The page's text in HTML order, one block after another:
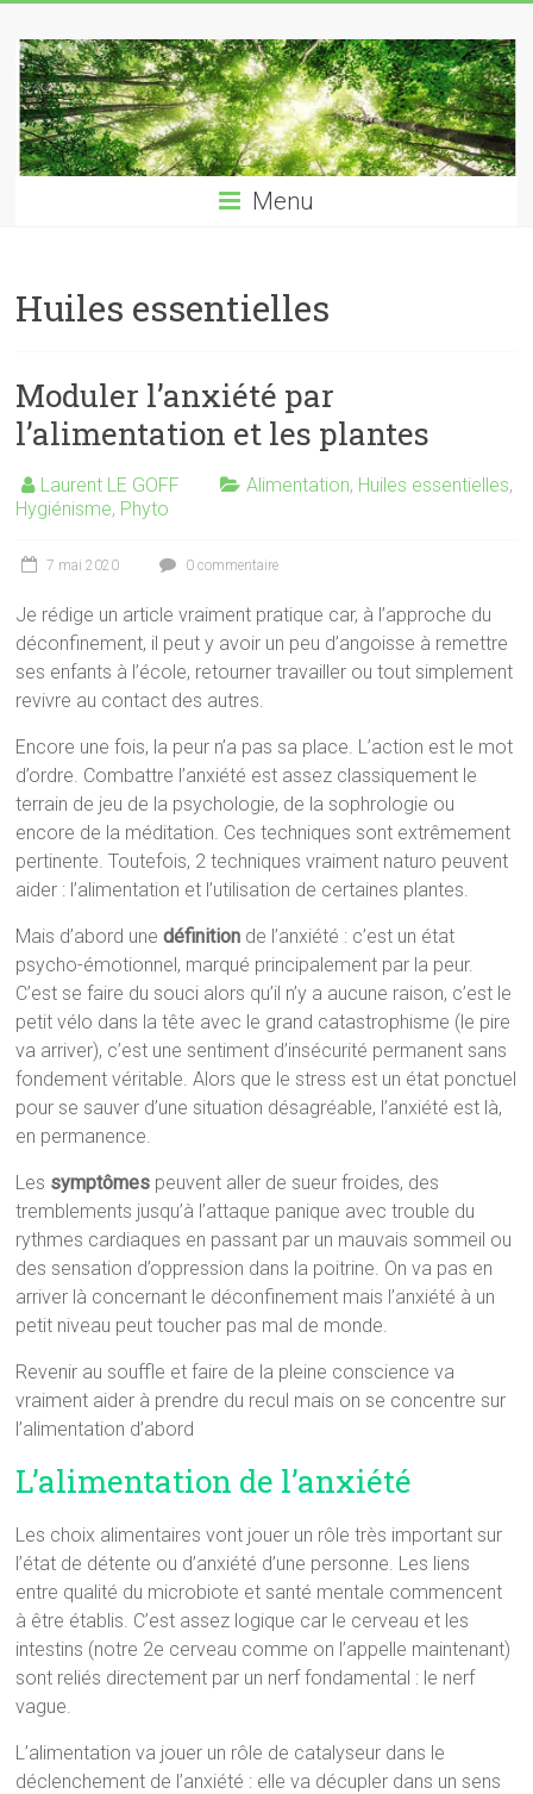
content
Laurent
LE
GOFF
naturopatheMenu
Huiles essentielles
Moduler l’anxiété par
l’alimentation et les plantes
Laurent LE GOFF Alimentation, Huiles essentielles,
Hygiénisme, Phyto
7 mai 2020 0 commentaire
Je rédige un article vraiment pratique car, à l’approche du
déconfinement, il peut y avoir un peu d’angoisse à remettre
ses enfants à l’école, retourner travailler ou tout simplement
revivre au contact des autres.
Encore une fois, la peur n’a pas sa place. L’action est le mot
d’ordre. Combattre l’anxiété est assez classiquement le
terrain de jeu de la psychologie, de la sophrologie ou
encore de la méditation. Ces techniques sont extrêmement
pertinente. Toutefois, 2 techniques vraiment naturo peuvent
aider : l’alimentation et l’utilisation de certaines plantes.
Mais d’abord unedéfinition de l’anxiété : c’est un état
psycho-émotionnel, marqué principalement par la peur.
C’est se faire du souci alors qu’il n’y a aucune raison, c’est le
petit vélo dans la tête avec le grand catastrophisme (le pire
va arriver), c’est une sentiment d’insécurité permanent sans
fondement véritable. Alors que le stress est un état ponctuel
pour se sauver d’une situation désagréable, l’anxiété est là,
en permanence.
Les symptômes peuvent aller de sueur froides, des
tremblements jusqu’à l’attaque panique avec trouble du
rythmes cardiaques en passant par un mauvais sommeil ou
des sensation d’oppression dans la poitrine. On va pas en
arriver là concernant le déconfinement mais l’anxiété à un
petit niveau peut toucher pas mal de monde.
Revenir au souffle et faire de la pleine conscience va
vraiment aider à prendre du recul mais on se concentre sur
l’alimentation d’abord
L’alimentation de l’anxiété
Les choix alimentaires vont jouer un rôle très important sur
l’état de détente ou d’anxiété d’une personne. Les liens
entre qualité du microbiote et santé mentale commencent
à être établis. C’est assez logique car le cerveau et les
intestins (notre 2e cerveau comme on l’appelle maintenant)
sont reliés directement par un nerf fondamental : le nerf
vague.
L’alimentation va jouer un rôle de catalyseur dans le
déclenchement de l’anxiété : elle va décupler dans un sens